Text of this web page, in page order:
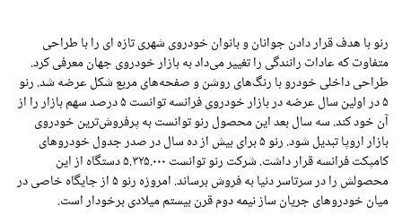
رنو با هدف قرار دادن جوانان و بانوان خودروی شهری تازه ای را با طراحی
متفاوت که عادات رانندگی را تغییر می‌داد به بازار خودروی جهان معرفی کرد.
طراحی داخلی خودرو با رنگ‌های روشن و صفحه‌های مربع شکل عرضه شد. رنو
۵ در اولین سال عرضه در بازار خودروی فرانسه توانست ۵ درصد سهم بازار را از
آن خود کند. سه سال بعد این محصول رنو توانست به پرفروش‌ترین خودروی
بازار اروپا تبدیل شود. رنو ۵ برای بیش از ده سال در صدر جدول خودروهای
کامپکت فرانسه قرار داشت. شرکت رنو توانست۵.۳۲۵.۰۰۰دستگاه از این
محصولش را در سرتاسر دنیا به فروش برساند. امروزه رنو ۵ از جایگاه خاصی در
میان خودروهای جریان ساز نیمه دوم قرن بیستم میلادی برخودار است.